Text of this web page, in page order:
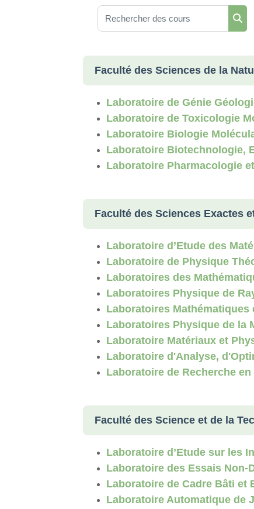
Rechercher des cours
Faculté des Sciences de la
Laboratoire de Génie
Laboratoire de Toxicologie
Laboratoire Biologie
Laboratoire Biotechnologie,
Laboratoire Pharmacologie
Faculté des Sciences Exactes
Laboratoire d’Etude des
Laboratoire de Physique
Laboratoires des
Laboratoires Physique de
Laboratoires Mathématiques
Laboratoires Physique de la
Laboratoire Matériaux et
Laboratoire d'Analyse,
Laboratoire de Recherche
Faculté des Science et de la
Laboratoire d’Etude sur les
Laboratoire des Essais Non-
Laboratoire de Cadre Bâti et
Laboratoire Automatique de